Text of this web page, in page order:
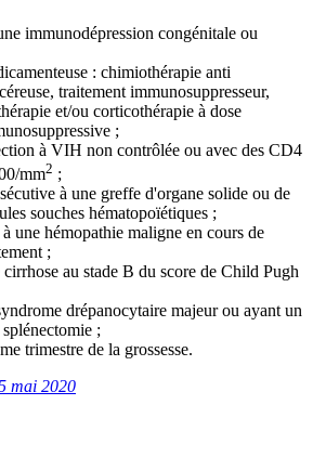
immunodépression congénitale ou
: chimiothérapie anti
traitement immunosuppresseur,
et/ou corticothérapie à dose
;
à VIH non contrôlée ou avec des CD4
mm2 ;
à une greffe d'organe solide ou de
souches hématopoïétiques ;
une hémopathie maligne en cours de
;
au stade B du score de Child Pugh
drépanocytaire majeur ou ayant un
;
trimestre de la grossesse.
mai 2020​